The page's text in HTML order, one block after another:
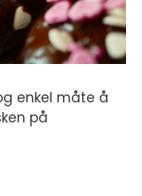
enkel måte å
på